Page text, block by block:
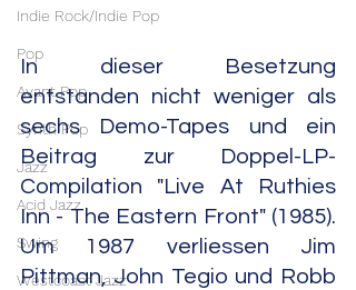
Indie Rock/Indie Pop
Pop
Avant Pop
Synth Pop
Jazz
Acid Jazz
Swing
Westcoast Jazz
In dieser Besetzung
entstanden nicht weniger als
sechs Demo-Tapes und ein
Beitrag zur Doppel-LP-
Compilation "Live At Ruthies
Inn - The Eastern Front" (1985).
Um 1987 verliessen Jim
Pittman, John Tegio und Robb